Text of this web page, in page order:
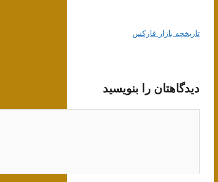
تاریخچه بازار فارکس
دیدگاهتان را بنویسید